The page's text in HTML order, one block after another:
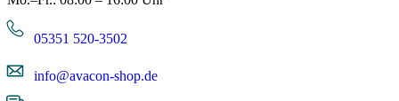
05351 520-3502
info@avacon-shop.de